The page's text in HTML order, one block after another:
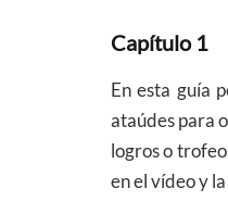
Capítulo 1
En esta guía
ataúdes para
logros o
en el vídeo y